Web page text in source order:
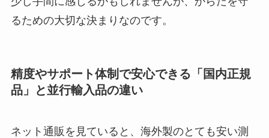
るための大切な決まりなのです。
精度やサポート体制で安心できる「国内正規
品」と並行輸入品の違い
ネット通販を見ていると、海外製のとても安い測